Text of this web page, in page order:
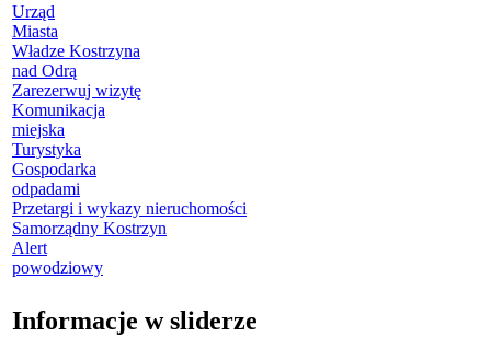
Urząd
Miasta
Władze Kostrzyna
nad Odrą
Zarezerwuj wizytę
Komunikacja
miejska
Turystyka
Gospodarka
odpadami
Przetargi i wykazy nieruchomości
Samorządny Kostrzyn
Alert
powodziowy
Informacje w sliderze